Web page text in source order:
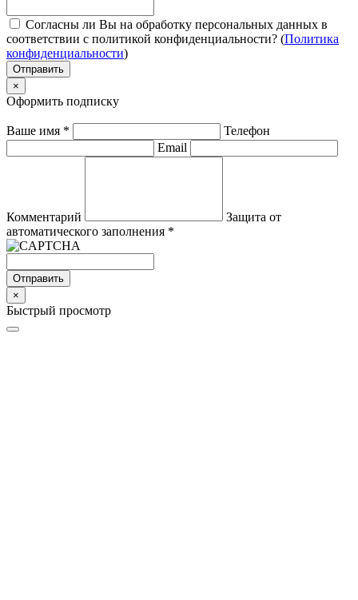
Согласны ли Вы на обработку персональных данных в
соответствии с политикой конфиденциальности? (Политика
конфиденциальности)
Отправить
×
Оформить подписку
Ваше имя *
Телефон
Email
Комментарий
Защита от
автоматического заполнения *
Отправить
×
Быстрый просмотр